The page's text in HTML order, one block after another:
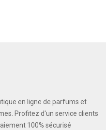
en ligne de parfums et
Profitez d'un service clients
100% sécurisé